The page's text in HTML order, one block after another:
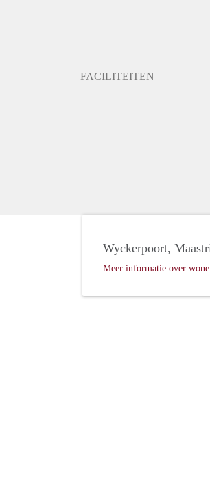
FACILITEITEN
Wyckerpoort,
Meer informatie over